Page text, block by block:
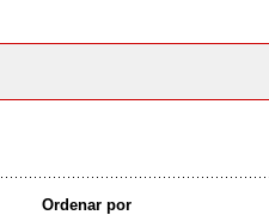
Ordenar por